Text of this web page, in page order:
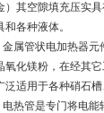
）其空隙填充压实
和各种液体。
金属管状电加热器元
氧化镁粉，在经其
泛适用于各种硝石
电热管是专门将电能